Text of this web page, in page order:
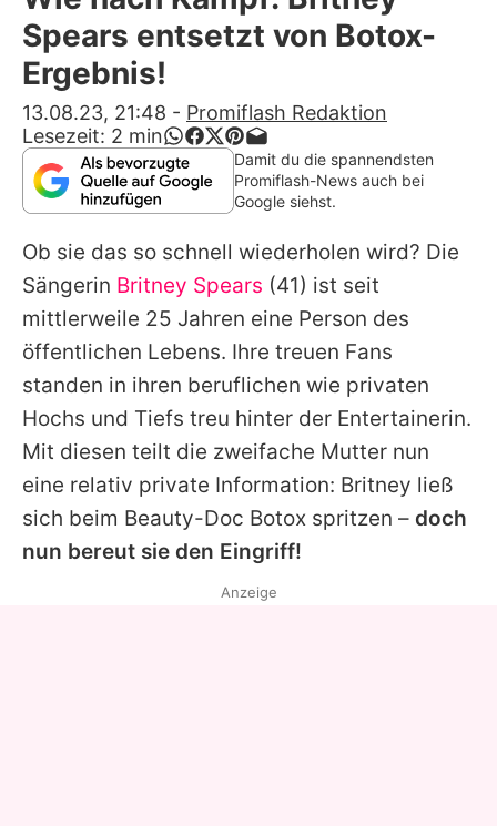
Alle Themen auf Promiflash
App runterladen
Team
Redaktionelle Richtlinien
Impressum
Datenschutzerklärung
Nutzungsbedingungen
Utiq verwalten
Spears entsetzt von Botox-
Ergebnis!
13.08.23, 21:48 - Promiflash Redaktion
Lesezeit: 2 min
Damit du die spannendsten
Promiflash-News auch bei
Google siehst.
Ob sie das so schnell wiederholen wird? Die
Sängerin Britney Spears (41) ist seit
mittlerweile 25 Jahren eine Person des
öffentlichen Lebens. Ihre treuen Fans
standen in ihren beruflichen wie privaten
Hochs und Tiefs treu hinter der Entertainerin.
Mit diesen teilt die zweifache Mutter nun
eine relativ private Information: Britney ließ
sich beim Beauty-Doc Botox spritzen – doch
nun bereut sie den Eingriff!
Anzeige